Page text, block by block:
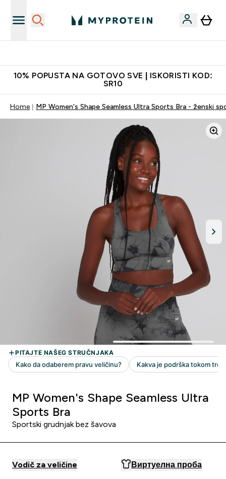
10% POPUSTA NA GOTOVO SVE | ISKORISTI KOD:
SR10
Home MP Women's Shape Seamless Ultra Sports Bra - ženski
MP Women's Shape Seamless Ultra
Sports Bra
Sportski grudnjak bez šavova
Vodič za veličine Виртуелна проба